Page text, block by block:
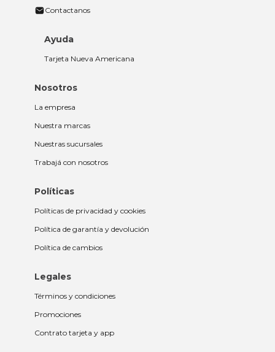
Contactanos
Ayuda
Tarjeta Nueva Americana
Nosotros
La empresa
Nuestra marcas
Nuestras sucursales
Trabajá con nosotros
Políticas
Políticas de privacidad y cookies
Política de garantía y devolución
Política de cambios
Legales
Términos y condiciones
Promociones
Contrato tarjeta y app